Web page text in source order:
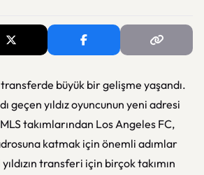
büyük bir gelişme yaşandı.
geçen yıldız oyuncunun yeni adresi
takımlarından Los Angeles FC,
katmak için önemli adımlar
transferi için birçok takımın